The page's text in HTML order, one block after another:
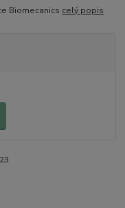
Biomecanics celý popis